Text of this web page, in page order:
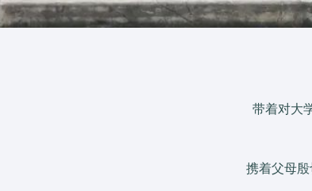
带着对大
携着父母